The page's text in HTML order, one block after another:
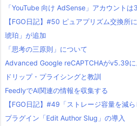
「YouTube 向け AdSense」アカウント
【FGO日記】#50 ピュアプリズム交換所
琥珀」が追加
「思考の三原則」について
Advanced Google reCAPTCHAがv5.39に
ドリップ・プライシングと教訓
FeedlyでAI関連の情報を収集する
【FGO日記】#49「ストレージ容量を減ら
プラグイン「Edit Author Slug」の導入